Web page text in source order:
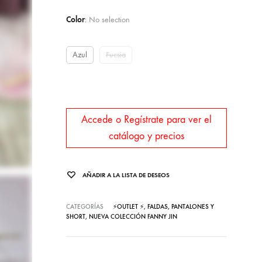
Color: No selection
Azul Fucsia
Accede o Regístrate para ver el
catálogo y precios
AÑADIR A LA LISTA DE DESEOS
CATEGORÍAS ⚡OUTLET ⚡, FALDAS, PANTALONES Y
SHORT, NUEVA COLECCIÓN FANNY JIN